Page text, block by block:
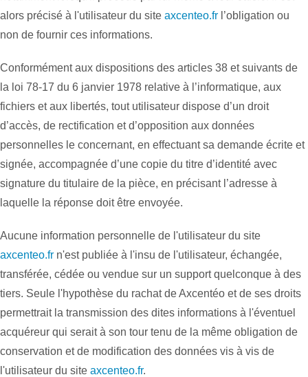
alors précisé à l'utilisateur du site axcenteo.fr l’obligation ou
non de fournir ces informations.
Conformément aux dispositions des articles 38 et suivants de
la loi 78-17 du 6 janvier 1978 relative à l’informatique, aux
fichiers et aux libertés, tout utilisateur dispose d’un droit
d’accès, de rectification et d’opposition aux données
personnelles le concernant, en effectuant sa demande écrite et
signée, accompagnée d’une copie du titre d’identité avec
signature du titulaire de la pièce, en précisant l’adresse à
laquelle la réponse doit être envoyée.
Aucune information personnelle de l'utilisateur du site
axcenteo.fr n'est publiée à l'insu de l'utilisateur, échangée,
transférée, cédée ou vendue sur un support quelconque à des
tiers. Seule l'hypothèse du rachat de Axcentéo et de ses droits
permettrait la transmission des dites informations à l'éventuel
acquéreur qui serait à son tour tenu de la même obligation de
conservation et de modification des données vis à vis de
l'utilisateur du site axcenteo.fr.